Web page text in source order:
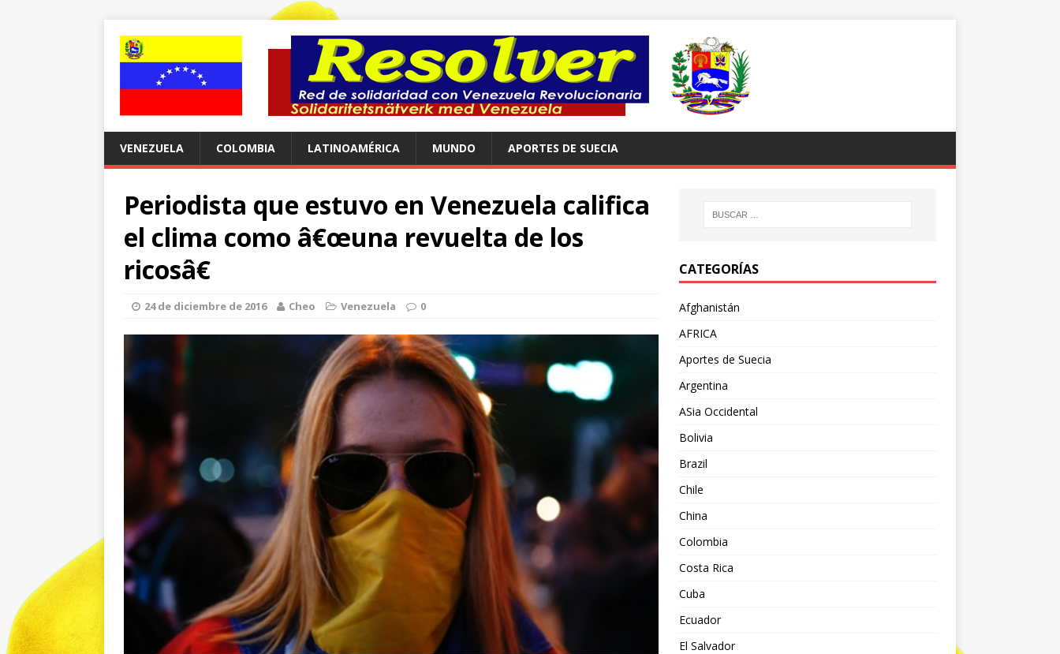
VENEZUELA COLOMBIA LATINOAMÉRICA MUNDO APORTES DE SUECIA
Periodista que estuvo en Venezuela califica
el clima como â€œuna revuelta de los
ricosâ€
24 de diciembre de 2016 Cheo Venezuela 0
CATEGORÍAS
Afghanistán
AFRICA
Aportes de Suecia
Argentina
ASia Occidental
Bolivia
Brazil
Chile
China
Colombia
Costa Rica
Cuba
Ecuador
El Salvador